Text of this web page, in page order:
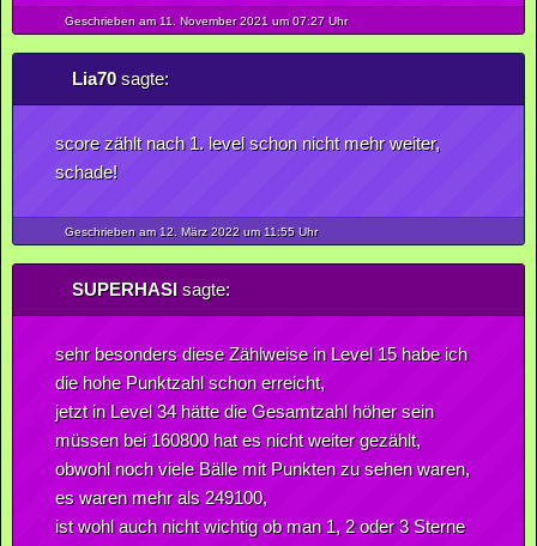
Geschrieben am 11. November2021 um 07:27 Uhr
Lia70sagte:
score zählt nach 1. level schon nicht mehr weiter,
schade!
Geschrieben am 12. März2022um 11:55 Uhr
SUPERHASIsagte:
sehr besonders diese Zählweise in Level 15 habe ich
die hohe Punktzahl schon erreicht,
jetzt in Level 34 hätte die Gesamtzahl höher sein
müssen bei 160800 hat es nicht weiter gezählt,
obwohl noch viele Bälle mit Punkten zu sehen waren,
es waren mehr als 249100,
ist wohl auch nicht wichtig ob man 1, 2 oder 3 Sterne